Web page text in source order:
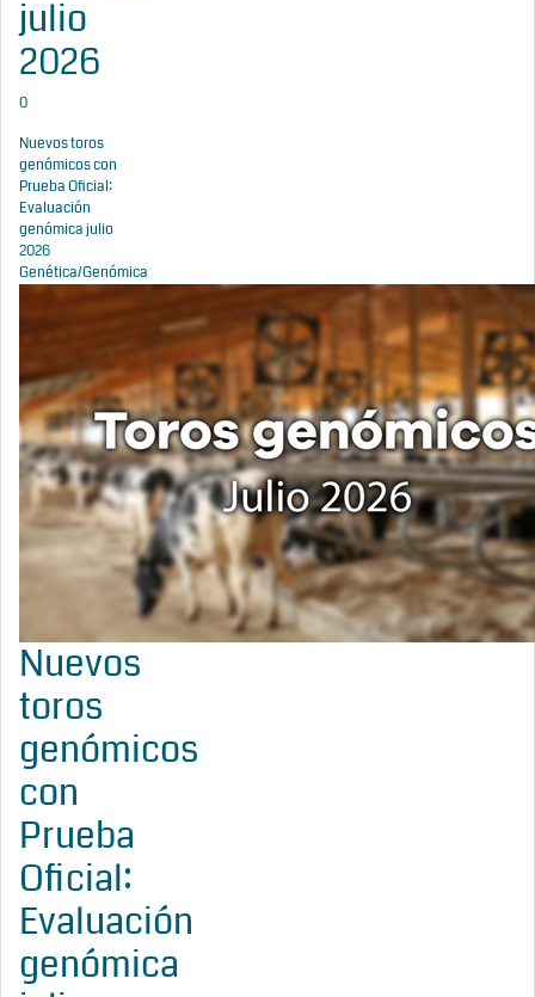
julio
2026
0
Nuevos toros
genómicos con
Prueba Oficial:
Evaluación
genómica julio
2026
Genética/Genómica
Nuevos
toros
genómicos
con
Prueba
Oficial:
Evaluación
genómica